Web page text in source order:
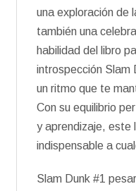
una exploración de
también una
habilidad del libro
introspección Slam
un ritmo que te
Con su equilibrio
y aprendizaje, este
indispensable a
Slam Dunk #1